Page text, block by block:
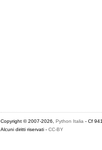
Copyright © 2007-2026, Python Italia - Cf
Alcuni diritti riservati - CC-BY